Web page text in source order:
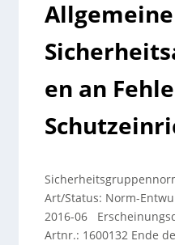
Allgemeine
en an
Art/Status: Norm-
2016-06
Artnr.: 1600132 Ende